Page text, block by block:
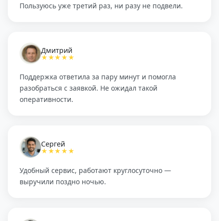
Пользуюсь уже третий раз, ни разу не подвели.
Дмитрий
★★★★★
Поддержка ответила за пару минут и помогла
разобраться с заявкой. Не ожидал такой
оперативности.
Сергей
★★★★★
Удобный сервис, работают круглосуточно —
выручили поздно ночью.